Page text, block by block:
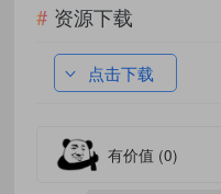
资源下载
点击下载
有价值 (0)